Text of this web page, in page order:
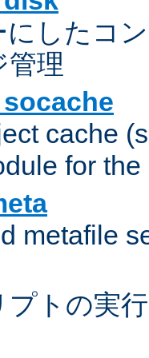
にしたコ
管理
cache
for
metafile
プトの実行